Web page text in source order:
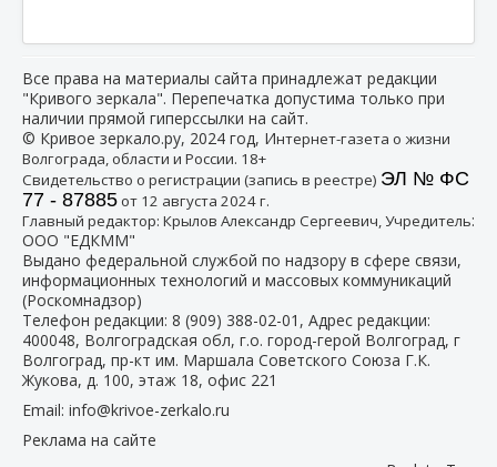
Все права на материалы сайта принадлежат редакции
"Кривого зеркала". Перепечатка допустима только при
наличии прямой гиперссылки на сайт.
© Кривое зеркало.ру, 2024 год, Интернет-газета о жизни
Волгограда, области и России. 18+
Свидетельство о регистрации (запись в реестре) ЭЛ № ФС
77 - 87885от 12 августа 2024 г.
Главный редактор: Крылов Александр Сергеевич, Учредитель:
ООО "ЕДКММ"
Выдано федеральной службой по надзору в сфере связи,
информационных технологий и массовых коммуникаций
(Роскомнадзор)
Телефон редакции: 8 (909) 388-02-01 , Адрес редакции:
400048, Волгоградская обл, г.о. город-герой Волгоград, г
Волгоград, пр-кт им. Маршала Советского Союза Г.К.
Жукова, д. 100, этаж 18, офис 221
Email: info@krivoe-zerkalo.ru
Реклама на сайте